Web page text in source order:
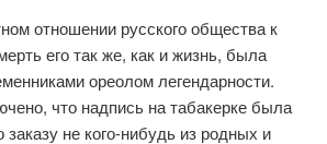
отношении русского общества к
его так же, как и жизнь, была
ореолом легендарности.
что надпись на табакерке была
заказу не кого-нибудь из родных и